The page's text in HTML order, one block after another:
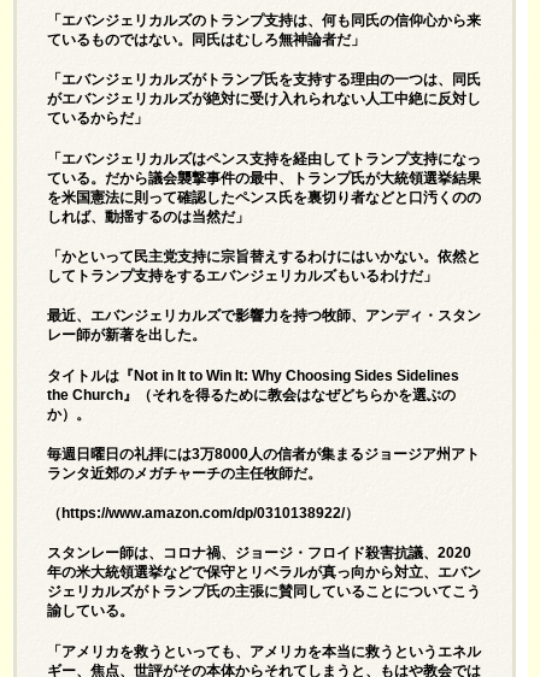
「エバンジェリカルズのトランプ支持は、何も同氏の信仰心から来
ているものではない。同氏はむしろ無神論者だ」
「エバンジェリカルズがトランプ氏を支持する理由の一つは、同氏
がエバンジェリカルズが絶対に受け入れられない人工中絶に反対し
ているからだ」
「エバンジェリカルズはペンス支持を経由してトランプ支持になっ
ている。だから議会襲撃事件の最中、トランプ氏が大統領選挙結果
を米国憲法に則って確認したペンス氏を裏切り者などと口汚くのの
しれば、動揺するのは当然だ」
「かといって民主党支持に宗旨替えするわけにはいかない。依然と
してトランプ支持をするエバンジェリカルズもいるわけだ」
最近、エバンジェリカルズで影響力を持つ牧師、アンディ・スタン
レー師が新著を出した。
タイトルは『Not in It to Win It: Why Choosing Sides Sidelines
the Church』（それを得るために教会はなぜどちらかを選ぶの
か）。
毎週日曜日の礼拝には3万8000人の信者が集まるジョージア州アト
ランタ近郊のメガチャーチの主任牧師だ。
（ https://www.amazon.com/dp/0310138922/）
スタンレー師は、コロナ禍、ジョージ・フロイド殺害抗議、2020
年の米大統領選挙などで保守とリベラルが真っ向から対立、エバン
ジェリカルズがトランプ氏の主張に賛同していることについてこう
諭している。
「アメリカを救うといっても、アメリカを本当に救うというエネル
ギー、焦点、世評がその本体からそれてしまうと、もはや教会では